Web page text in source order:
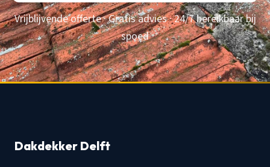
Vrijblijvende offerte · Gratis advies · 24/7 bereikbaar bij
spoed
Dakdekker Delft